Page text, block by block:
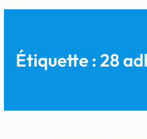
Étiquette : 28